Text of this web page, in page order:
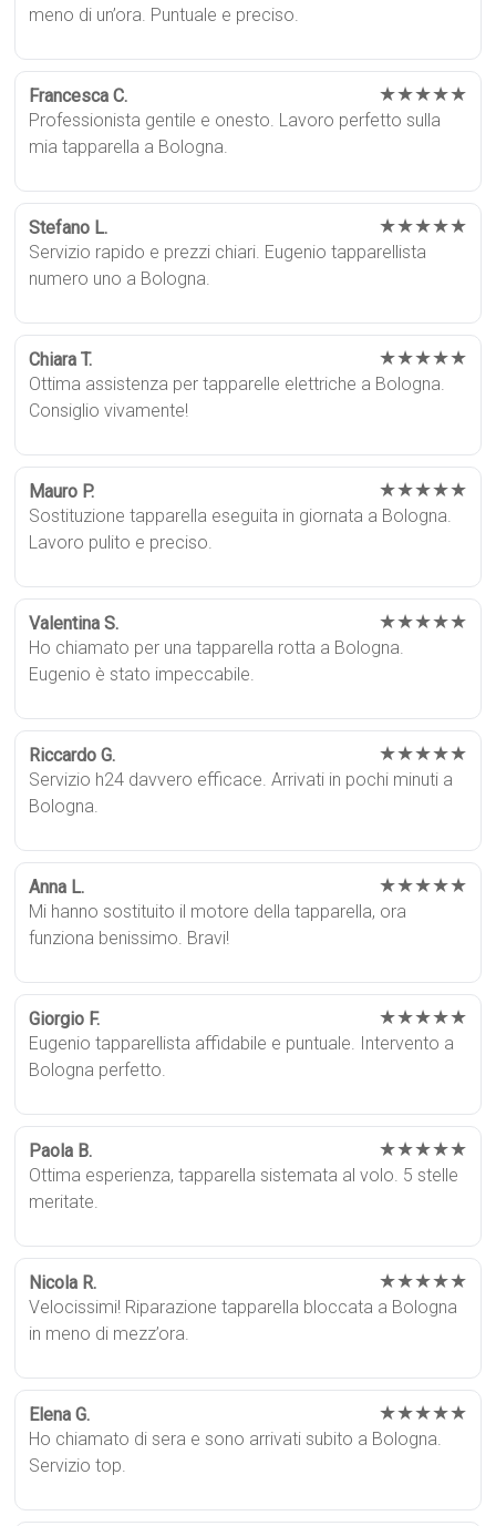
meno di un’ora. Puntuale e preciso.
Francesca C. ★★★★★
Professionista gentile e onesto. Lavoro perfetto sulla
mia tapparella a Bologna.
Stefano L. ★★★★★
Servizio rapido e prezzi chiari. Eugenio tapparellista
numero uno a Bologna.
Chiara T. ★★★★★
Ottima assistenza per tapparelle elettriche a Bologna.
Consiglio vivamente!
Mauro P. ★★★★★
Sostituzione tapparella eseguita in giornata a Bologna.
Lavoro pulito e preciso.
Valentina S. ★★★★★
Ho chiamato per una tapparella rotta a Bologna.
Eugenio è stato impeccabile.
Riccardo G. ★★★★★
Servizio h24 davvero efficace. Arrivati in pochi minuti a
Bologna.
Anna L. ★★★★★
Mi hanno sostituito il motore della tapparella, ora
funziona benissimo. Bravi!
Giorgio F. ★★★★★
Eugenio tapparellista affidabile e puntuale. Intervento a
Bologna perfetto.
Paola B. ★★★★★
Ottima esperienza, tapparella sistemata al volo. 5 stelle
meritate.
Nicola R. ★★★★★
Velocissimi! Riparazione tapparella bloccata a Bologna
in meno di mezz’ora.
Elena G. ★★★★★
Ho chiamato di sera e sono arrivati subito a Bologna.
Servizio top.